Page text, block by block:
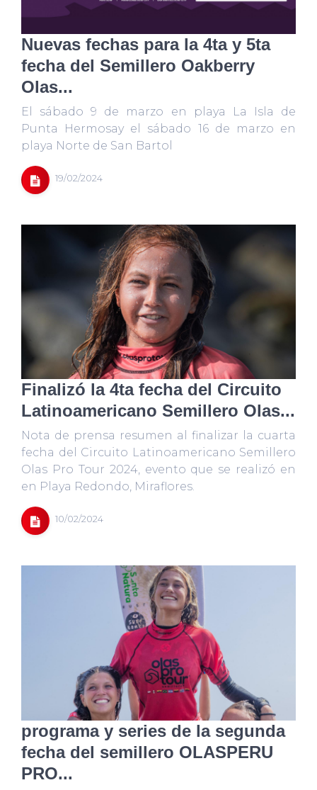
Nuevas fechas para la 4ta y 5ta
fecha del Semillero Oakberry
Olas...
El sábado 9 de marzo en playa La Isla de
Punta Hermosay el sábado 16 de marzo en
playa Norte de San Bartol
19/02/2024
Finalizó la 4ta fecha del Circuito
Latinoamericano Semillero Olas...
Nota de prensa resumen al finalizar la cuarta
fecha del Circuito Latinoamericano Semillero
Olas Pro Tour 2024, evento que se realizó en
en Playa Redondo, Miraflores.
10/02/2024
programa y series de la segunda
fecha del semillero OLASPERU
PRO...